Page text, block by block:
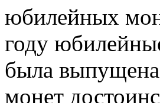
юбилейных
году
была выпущена
монет